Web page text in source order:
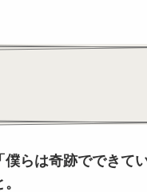
僕らは奇跡でできて
。